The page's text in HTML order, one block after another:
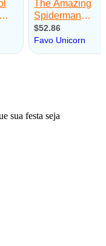
sua festa seja